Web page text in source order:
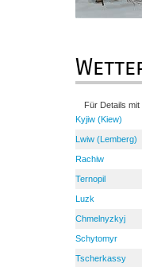
Für Details
Kyjiw (Kiew)
Lwiw (Lemberg)
Rachiw
Ternopil
Luzk
Chmelnyzkyj
Schytomyr
Tscherkassy